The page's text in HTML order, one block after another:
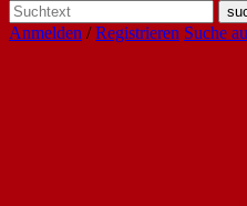
Anmelden /Registrieren Suche